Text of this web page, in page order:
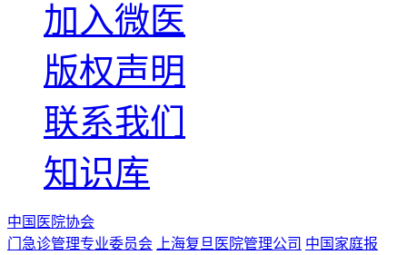
加入微医
版权声明
联系我们
知识库
中国医院协会
门急诊管理专业委员会 上海复旦医院管理公司 中国家庭报